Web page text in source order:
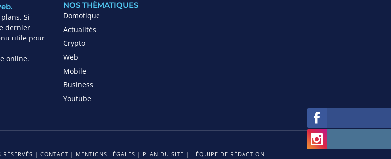
Si
dernier
utile pour
online.
NOS THÈMATIQUES
Domotique
Actualités
Crypto
Web
Mobile
Business
Youtube
| CONTACT | MENTIONS LÉGALES | PLAN DU SITE | L'ÉQUIPE DE RÉDACTION